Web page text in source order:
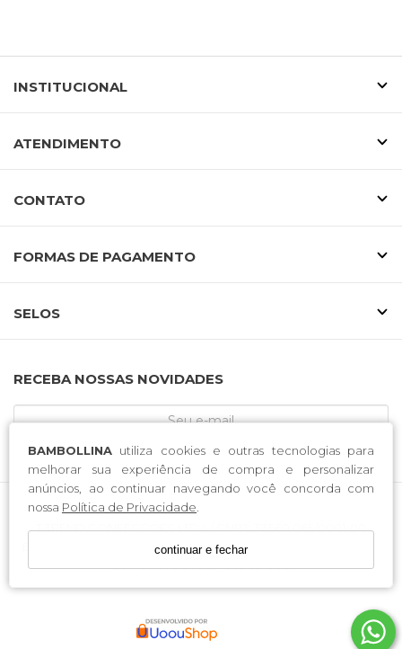
BAMBOLLINA utiliza cookies e outras tecnologias para
melhorar sua experiência de compra e personalizar
anúncios, ao continuar navegando você concorda com
nossa Política de Privacidade
continuar e fechar
INSTITUCIONAL
ATENDIMENTO
CONTATO
FORMAS DE PAGAMENTO
SELOS
RECEBA NOSSAS NOVIDADES
CADASTRE-SE
T TREND CONFECCOES LTDA / CNPJ: 37.560.065/0001-00
Endereço: Rodovia José Tiscoski . 1651 . Bairro Boa Esperança .
Sombrio . SC . CEP 88960-000